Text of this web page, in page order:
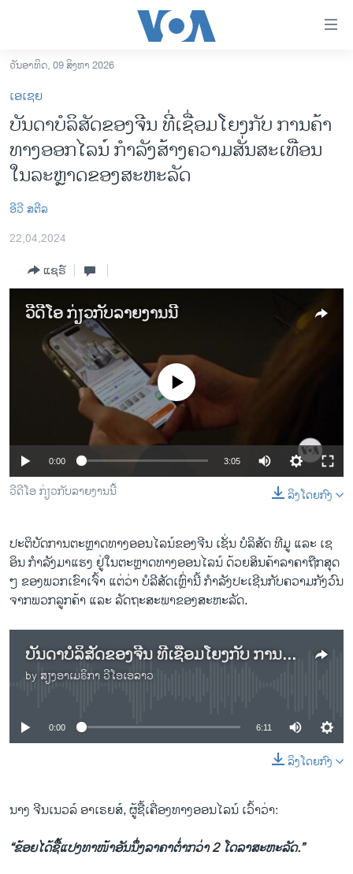
ເຂົ້າ
ຫາ
ຂ້າມ
ຂ້າມ
ຂ້າມ
ໄປ
ຫາ
ຊອກ
ລາວ
ການເລືອກຕັ້ງ ປະທານາທີບໍດີ ສະຫະລັດ 2024
ອິດສະຫຼະພາບດ້ານການຂ່າວ
ຊີວິດຊາວລາວ
ຊຸມຊົນຊາວລາວ
ວິທະຍາສາດ-ເທັກໂນໂລຈີ
ວີດີໂອ
ສຽງ
ລາຍງານ
ພາສາຕ່າງໆ
ວັນອາທິດ, 09 ສິງຫາ 2026
ເອເຊຍ
ບັນດາບໍລິສັດຂອງຈີນ ທີ່ເຊື່ອມໂຍງກັບ ການຄ້າ
ທາງອອກໄລນ໌ ກຳລັງສ້າງຄວາມສັ່ນສະເທືອນ
ໃນລະຫຼາດຂອງສະຫະລັດ
ອີວີ ສຕີລ
22,04,2024
ແຊຣ໌
ວີດີໂອ ກ່ຽວກັບລາຍງານນີ້
No media source currently available
0:00 3:05
ລິງໂດຍກົງ
ວີດີໂອ ກ່ຽວກັບລາຍງານນີ້
ປະຕິບັດການຕະຫຼາດທາງອອນໄລນ໌ຂອງຈີນ ເຊັ່ນ ບໍລິສັດ ທີມູ ແລະ ເຊ
ອິນ ກຳລັງມາແຮງ ຢູ່ໃນຕະຫຼາດທາງອອນໄລນ໌ ດ້ວຍສິນຄ້າລາຄາຖືກສຸດ
ໆ ຂອງພວກເຂົາເຈົ້າ ແຕ່ວ່າ ບໍລີສັດເຫຼົ່ານີ້ ກຳລັງປະເຊີນກັບຄວາມກັງວົນ
ຈາກພວກລູກຄ້າ ແລະ ລັດຖະສະພາຂອງສະຫະລັດ.
ບັນດາບໍລິສັດຂອງຈີນ ທີ່ເຊື່ອມໂຍງກັບ ການຄ້າທາງອອກໄລນ໌ ກຳລັງສ້າງຄວາມສັ່ນສະເທືອນ ໃນລະຫຼາດຂອງສະຫະລັດ
by ສຽງອາເມຣິກາ ວີໂອເອລາວ
No media source currently available
0:00 6:11
ລິງໂດຍກົງ
ນາງ ຈີນເນວລ໌ ອາເຣຍສ໌, ຜູ້ຊື້ເຄື່ອງທາງອອນໄລນ໌ ເວົ້າວ່າ:
“ຂ້ອຍໄດ້ຊື້ແປງທາໜ້າອັນນຶ່ງລາຄາຕ່ຳກວ່າ 2 ໂດລາສະຫະລັດ.”